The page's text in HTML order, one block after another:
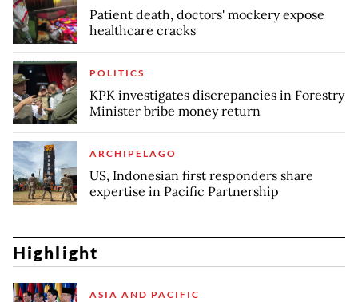
Patient death, doctors' mockery expose
healthcare cracks
POLITICS
KPK investigates discrepancies in Forestry
Minister bribe money return
ARCHIPELAGO
US, Indonesian first responders share
expertise in Pacific Partnership
Highlight
ASIA AND PACIFIC